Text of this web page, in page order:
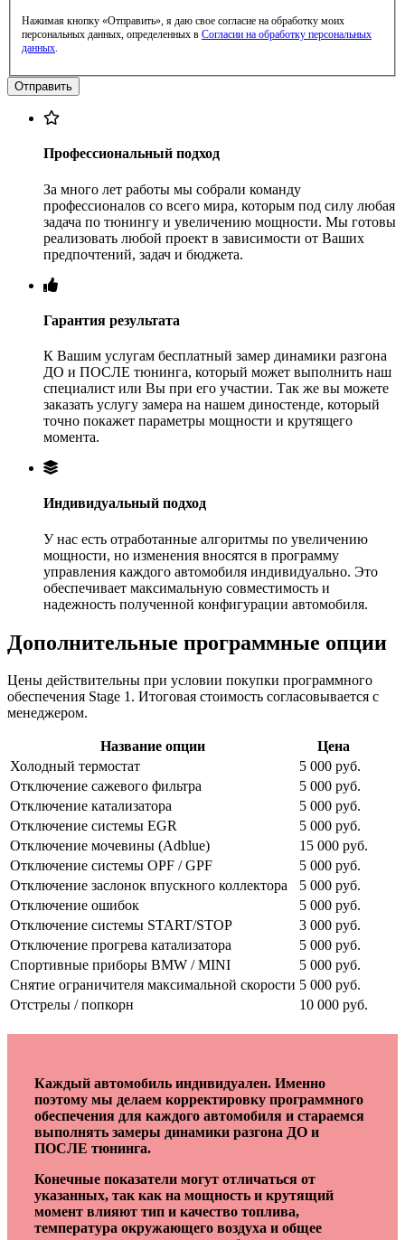
Нажимая кнопку «Отправить», я даю свое согласие на обработку моих
персональных данных, определенных в Согласии на обработку персональных
данных.
Профессиональный подход
За много лет работы мы собрали команду
профессионалов со всего мира, которым под силу любая
задача по тюнингу и увеличению мощности. Мы готовы
реализовать любой проект в зависимости от Ваших
предпочтений, задач и бюджета.
Гарантия результата
К Вашим услугам бесплатный замер динамики разгона
ДО и ПОСЛЕ тюнинга, который может выполнить наш
специалист или Вы при его участии. Так же вы можете
заказать услугу замера на нашем диностенде, который
точно покажет параметры мощности и крутящего
момента.
Индивидуальный подход
У нас есть отработанные алгоритмы по увеличению
мощности, но изменения вносятся в программу
управления каждого автомобиля индивидуально. Это
обеспечивает максимальную совместимость и
надежность полученной конфигурации автомобиля.
Дополнительные программные опции
Цены действительны при условии покупки программного
обеспечения Stage 1. Итоговая стоимость согласовывается с
менеджером.
Название опции
Цена
Холодный термостат
5 000 руб.
Отключение сажевого фильтра
5 000 руб.
Отключение катализатора
5 000 руб.
Отключение системы EGR
5 000 руб.
Отключение мочевины (Adblue)
15 000 руб.
Отключение системы OPF / GPF
5 000 руб.
Отключение заслонок впускного коллектора
5 000 руб.
Отключение ошибок
5 000 руб.
Отключение системы START/STOP
3 000 руб.
Отключение прогрева катализатора
5 000 руб.
Спортивные приборы BMW / MINI
5 000 руб.
Снятие ограничителя максимальной скорости 5 000 руб.
Отстрелы / попкорн
10 000 руб.
Каждый автомобиль индивидуален. Именно
поэтому мы делаем корректировку программного
обеспечения для каждого автомобиля и стараемся
выполнять замеры динамики разгона ДО и
ПОСЛЕ тюнинга.
Конечные показатели могут отличаться от
указанных, так как на мощность и крутящий
момент влияют тип и качество топлива,
температура окружающего воздуха и общее